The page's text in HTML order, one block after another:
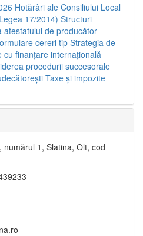
Hotărâri ale Consiliului Local
17/2014) Structuri
atestatului de producător
cereri tipStrategia de
cu finanţare internaţională
procedurii succesorale
Taxe şi impozite
1, Slatina, Olt, cod